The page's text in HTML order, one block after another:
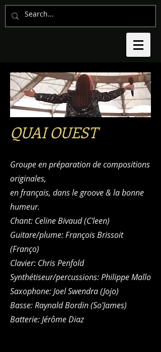
QUAI OUEST
Groupe en préparation de compositions
originales,
en français, dans le groove & la bonne
humeur.
Chant: Celine Bivaud (C'leen)
Guitare/plume: François Brissoit
(Franço)
Clavier: Chris Penfold
Synthétiseur/percussions: Philippe Mallo
Saxophone: Joel Swendra (Jojo)
Basse: Raynald Bordin (So'James)
Batterie: Jérôme Diaz